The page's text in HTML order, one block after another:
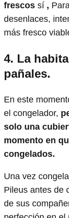
frescos sí ,
desenlaces,
más fresco
4. La
pañales.
En este
el congelador,
solo una
momento en
congelados.
Una vez
Pileus antes de
de sus